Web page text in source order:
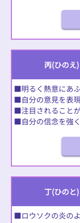
丙(ひのえ)
■明るく熱意にあ
■自分の意見を表
■注目されること
■自分の信念を強
丁(ひのと)
■ロウソクの炎の